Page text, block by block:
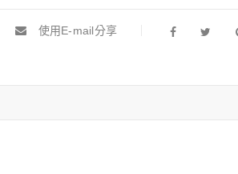
使用E-mail分享